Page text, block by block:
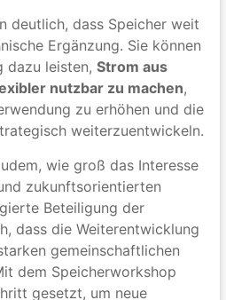
deutlich, dass Speicher weit
Ergänzung. Sie können
dazu leisten, Strom aus
nutzbar zu machen,
zu erhöhen und die
weiterzuentwickeln.
wie groß das Interesse
zukunftsorientierten
Beteiligung der
dass die Weiterentwicklung
gemeinschaftlichen
dem Speicherworkshop
gesetzt, um neue